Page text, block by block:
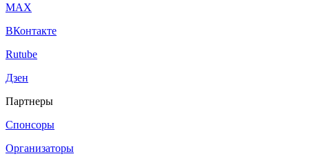
МАХ
ВКонтакте
Rutube
Дзен
Партнеры
Спонсоры
Организаторы